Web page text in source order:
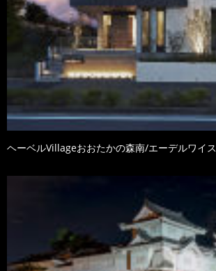
ヘーベルVillageおおたかの森南/エーデルワイス